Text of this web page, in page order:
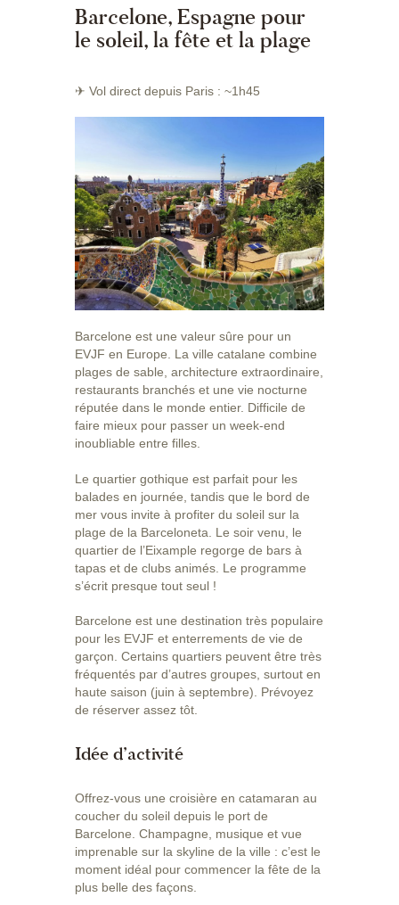
Barcelone, Espagne pour
le soleil, la fête et la plage
✈ Vol direct depuis Paris : ~1h45
Barcelone est une valeur sûre pour un
EVJF en Europe. La ville catalane combine
plages de sable, architecture extraordinaire,
restaurants branchés et une vie nocturne
réputée dans le monde entier. Difficile de
faire mieux pour passer un week-end
inoubliable entre filles.
Le quartier gothique est parfait pour les
balades en journée, tandis que le bord de
mer vous invite à profiter du soleil sur la
plage de la Barceloneta. Le soir venu, le
quartier de l’Eixample regorge de bars à
tapas et de clubs animés. Le programme
s’écrit presque tout seul !
Barcelone est une destination très populaire
pour les EVJF et enterrements de vie de
garçon. Certains quartiers peuvent être très
fréquentés par d’autres groupes, surtout en
haute saison (juin à septembre). Prévoyez
de réserver assez tôt.
Idée d’activité
Offrez-vous une croisière en catamaran au
coucher du soleil depuis le port de
Barcelone. Champagne, musique et vue
imprenable sur la skyline de la ville : c’est le
moment idéal pour commencer la fête de la
plus belle des façons.